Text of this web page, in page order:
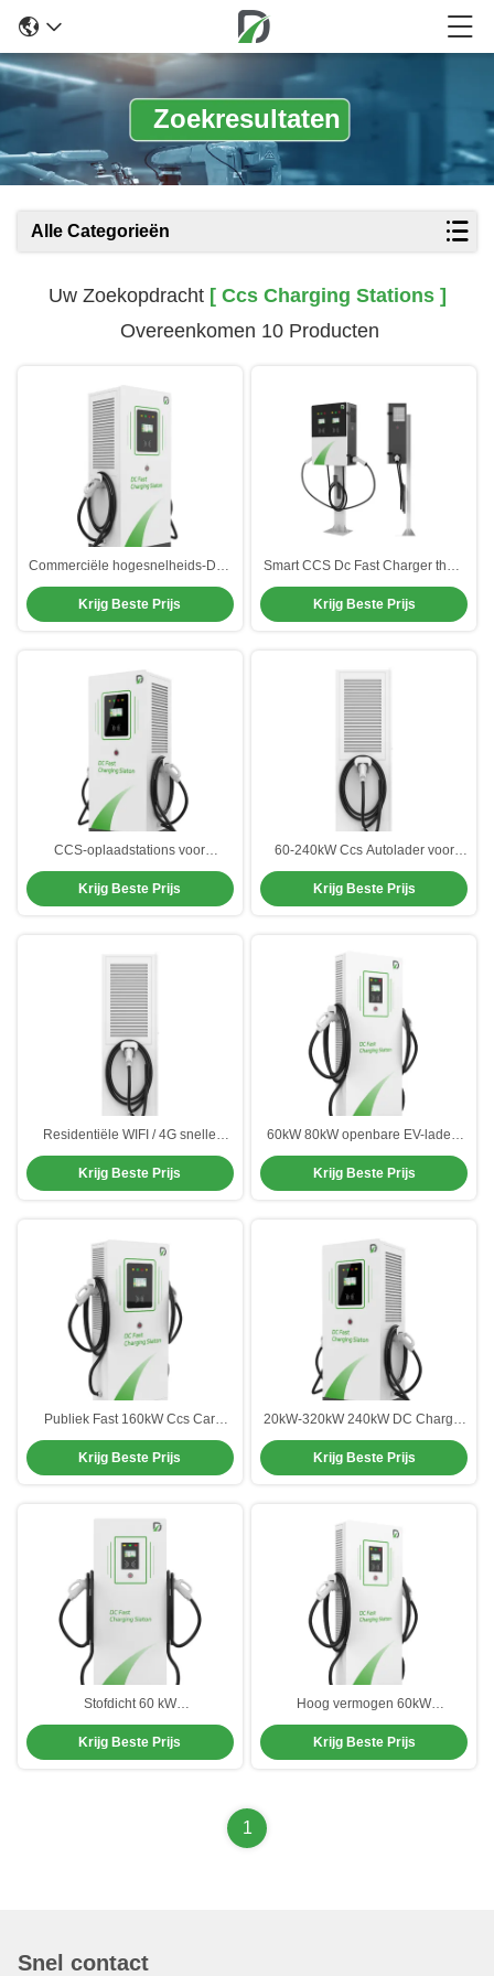
Zoekresultaten
Alle Categorieën
Uw Zoekopdracht [ Ccs Charging Stations ]
Overeenkomen 10 Producten
Commerciële hogesnelheids-DC-
oplader van 240 kW voor
openbare laadstations
Krijg Beste Prijs
Smart CCS Dc Fast Charger thuis
Snel oplaadstation Veiligheid
Krijg Beste Prijs
CCS-oplaadstations voor
hogesnelheidswagens 3-fase
elektrische auto-oplaadmachine
Krijg Beste Prijs
60-240kW Ccs Autolader voor
openbare laadpalen
Krijg Beste Prijs
Residentiële WIFI / 4G snelle
elektrische auto-oplader Ev-
oplaadstation met dubbele
kanonnen
Krijg Beste Prijs
60kW 80kW openbare EV-laders
voor BYD Beiqi Foton Yutong
CCS/GBT Port
Krijg Beste Prijs
Publiek Fast 160kW Ccs Car
Charger EV Van Gebruik 60-
360kW Aluminium
legeringsmateriaal
Krijg Beste Prijs
20kW-320kW 240kW DC Charger
Openbare anti-corrosie
gegalvaniseerde stalen behuizing
Krijg Beste Prijs
Stofdicht 60 kW
gelijkstroomoplader vloer staan
met vaste installatie
Krijg Beste Prijs
Hoog vermogen 60kW
gelijkstroomoplader Aanpasbaar
CCS1 CCS2 Waterdicht
Krijg Beste Prijs
1
Snel contact